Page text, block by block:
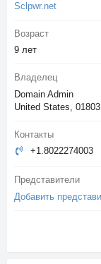
Sclpwr.net
Возраст
9 лет
Владелец
Domain Admin
United States,
Контакты
+1.8022274003
Представители
Добавить